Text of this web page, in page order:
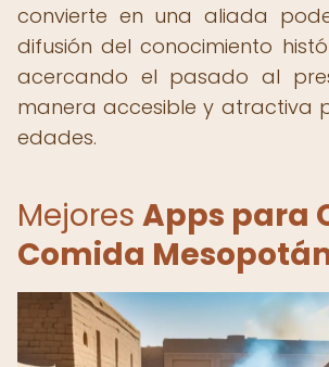
convierte en una aliada
difusión del conocimiento
acercando el pasado al
manera accesible y atractiva
edades.
Mejores Apps para
Comida